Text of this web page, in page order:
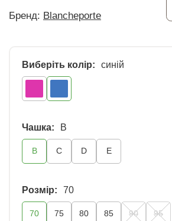
Бренд: Blancheporte
Виберіть колір: синій
Чашка: B
B C D E
Розмір: 70
70 75 80 85 90 95